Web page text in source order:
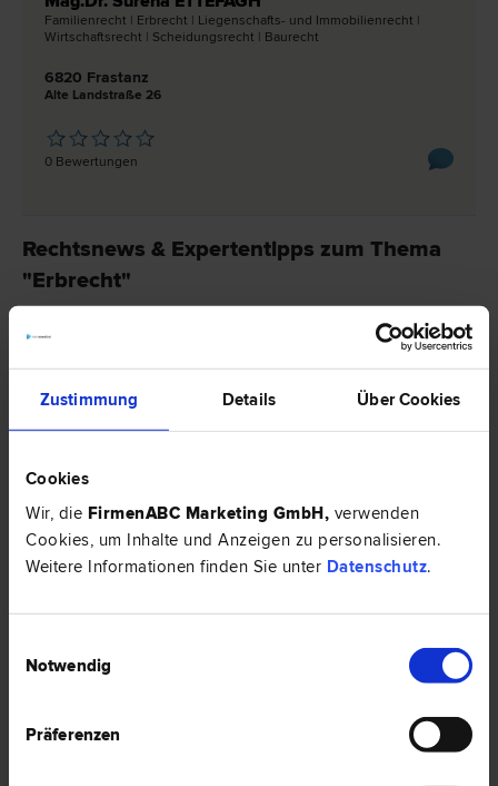
Zustimmung Details Über Cookies
Cookies
Wir, die FirmenABC Marketing GmbH, verwenden
Cookies, um Inhalte und Anzeigen zu personalisieren.
Weitere Informationen finden Sie unter Datenschutz.
Notwendig
Präferenzen
Familien­recht | Erb­recht | Liegenschafts- und Immobilien­recht |
Wirtschafts­recht | Scheidungs­recht | Bau­recht
6820 Frastanz
Alte Landstraße 26
0 Bewertungen
Rechtsnews & Expertentipps zum Thema
"Erbrecht"
RECHTSNEWS
In einem Ehevertrag setzen sich Ehepartner gegenseitig als Erben ein.